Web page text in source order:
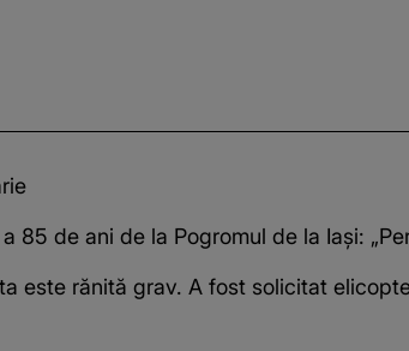
85 de ani de la Pogromul de la Iași:
este rănită grav. A fost solicitat